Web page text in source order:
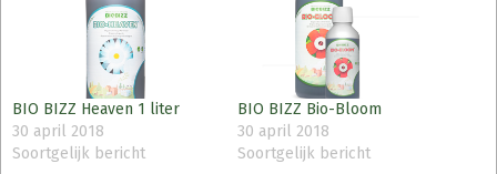
BIO BIZZ Heaven 1 liter
30 april 2018
Soortgelijk bericht
BIO BIZZ Bio-Bloom
30 april 2018
Soortgelijk bericht